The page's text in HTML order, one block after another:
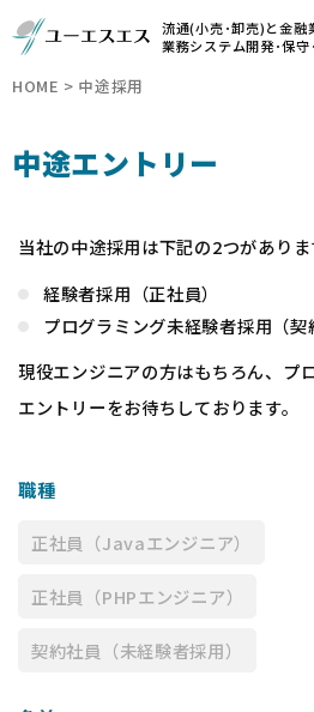
流通(小売･卸売)と金融
業務システム開発･保
HOME > 中途採用
中途エントリー
当社の中途採用は下記の2つがありま
経験者採用（正社員）
プログラミング未経験者採用（契
現役エンジニアの方はもちろん、プ
エントリーをお待ちしております。
職種
正社員（Javaエンジニア）
正社員（PHPエンジニア）
契約社員（未経験者採用）